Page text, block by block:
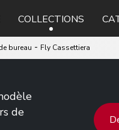
COLLECTIONS
bureau - Fly Cassettiera
de